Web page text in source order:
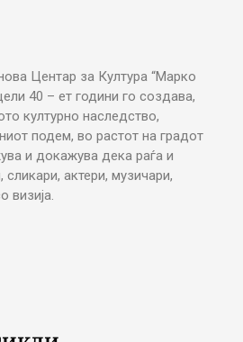
Центар за Култура “Марко
40 – ет години го создава,
културно наследство,
подем, во растот на градот
и докажува дека раѓа и
сликари, актери, музичари,
визија.